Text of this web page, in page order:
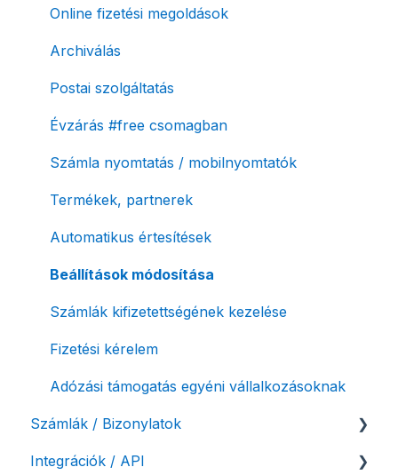
Online fizetési megoldások
Archiválás
Postai szolgáltatás
Évzárás #free csomagban
Számla nyomtatás / mobilnyomtatók
Termékek, partnerek
Automatikus értesítések
Beállítások módosítása
Számlák kifizetettségének kezelése
Fizetési kérelem
Adózási támogatás egyéni vállalkozásoknak
Számlák / Bizonylatok
Sztornó-, és helyesbítő számla
Integrációk / API